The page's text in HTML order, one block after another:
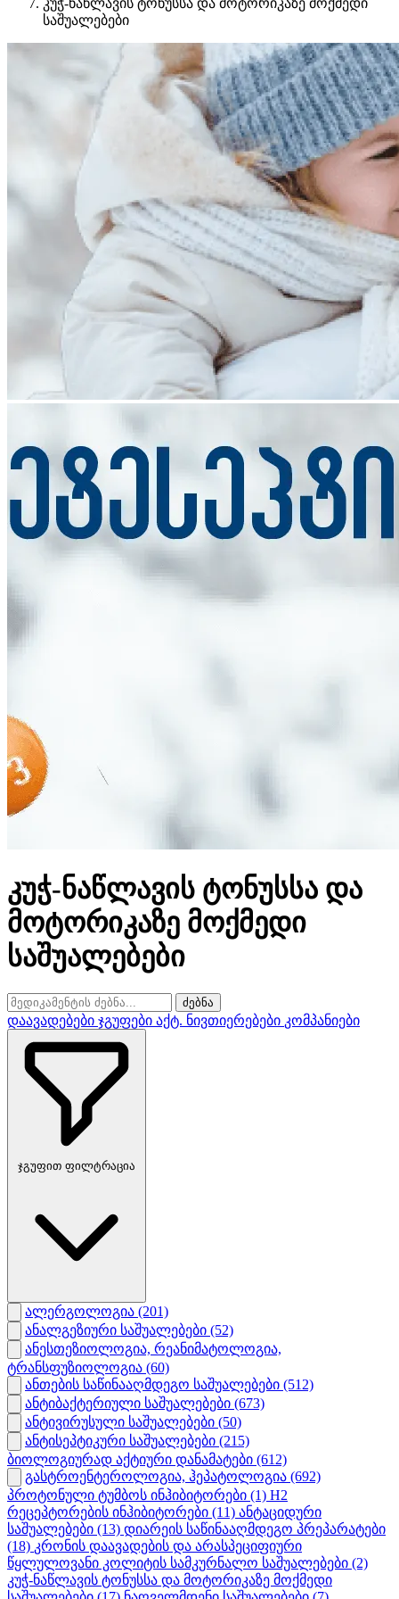
კუჭ-ნაწლავის ტონუსსა და მოტორიკაზე მოქმედი
საშუალებები
კუჭ-ნაწლავის ტონუსსა და
მოტორიკაზე მოქმედი
საშუალებები
ძებნა
დაავადებები ჯგუფები აქტ. ნივთიერებები კომპანიები
ჯგუფით ფილტრაცია
ალერგოლოგია (201)
ანალგეზიური საშუალებები (52)
ანესთეზიოლოგია, რეანიმატოლოგია,
ტრანსფუზიოლოგია (60)
ანთების საწინააღმდეგო საშუალებები (512)
ანტიბაქტერიული საშუალებები (673)
ანტივირუსული საშუალებები (50)
ანტისეპტიკური საშუალებები (215)
ბიოლოგიურად აქტიური დანამატები (612)
გასტროენტეროლოგია, ჰეპატოლოგია (692)
პროტონული ტუმბოს ინჰიბიტორები (1) H2
რეცეპტორების ინჰიბიტორები (11) ანტაციდური
საშუალებები (13) დიარეის საწინააღმდეგო პრეპარატები
(18) კრონის დაავადების და არასპეციფიური
წყლულოვანი კოლიტის სამკურნალო საშუალებები (2)
კუჭ-ნაწლავის ტონუსსა და მოტორიკაზე მოქმედი